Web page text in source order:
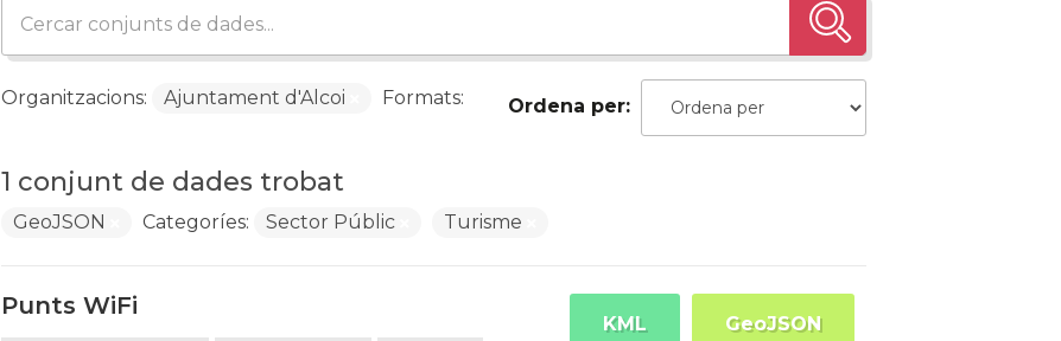
Ordena per
1 conjunt de dades trobat
Organitzacions: Ajuntament d'Alcoi Formats:
GeoJSON Categoríes: Sector Públic Turisme
Punts WiFi
GeoJSON
KML